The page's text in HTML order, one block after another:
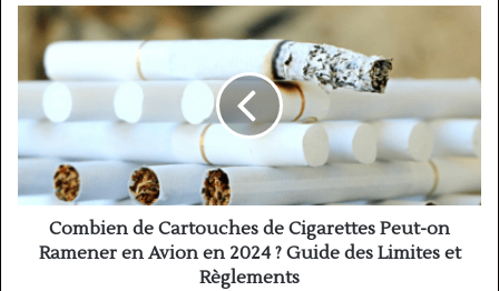
Combien
de
Cartouches
de
Cigarettes
Peut-
on
Ramener
en
Avion
en
Combien de Cartouches de Cigarettes Peut-on
Ramener en Avion en 2024 ? Guide des Limites et
Règlements